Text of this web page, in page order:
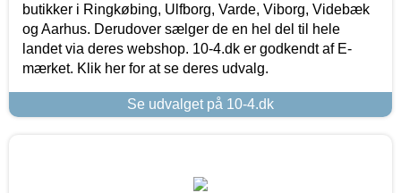
butikker i Ringkøbing, Ulfborg, Varde, Viborg, Videbæk
og Aarhus. Derudover sælger de en hel del til hele
landet via deres webshop. 10-4.dk er godkendt af E-
mærket. Klik her for at se deres udvalg.
Se udvalget på 10-4.dk